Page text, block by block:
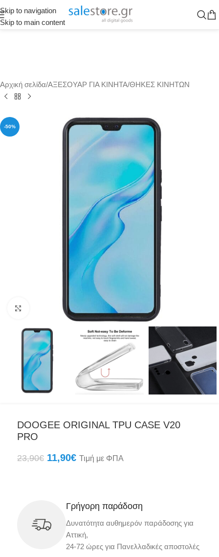
Skip to navigation
Skip to main content
Αρχική σελίδα/ΑΞΕΣΟΥΑΡ ΓΙΑ ΚΙΝΗΤΑ/ΘΗΚΕΣ ΚΙΝΗΤΩΝ
-50%
Click to enlarge
DOOGEE ORIGINAL TPU CASE V20
PRO
23,90€ 11,90€ Τιμή με ΦΠΑ
Γρήγορη παράδοση
Δυνατότητα αυθημερόν παράδοσης για
Αττική,
24-72 ώρες για Πανελλαδικές αποστολές